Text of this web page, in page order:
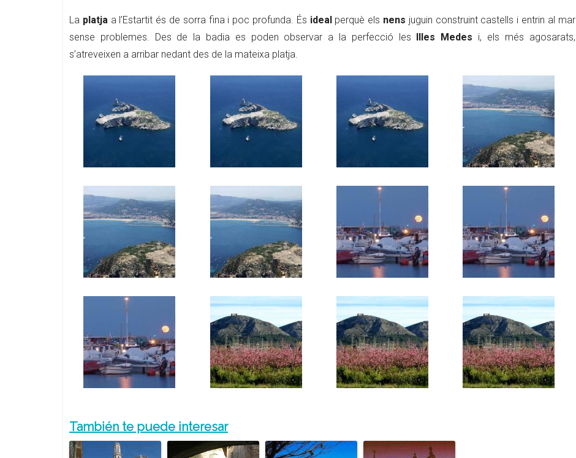
La platjaa l’Estartit és de sorra fina i poc profunda. És ideal perquè els nens juguin construint castells i entrin al mar
sense problemes. Des de la badia es poden observar a la perfecció les
Illes Medes i, els més agosarats,
s’atreveixen a arribar nedant des de la mateixa platja.
También te puede interesar